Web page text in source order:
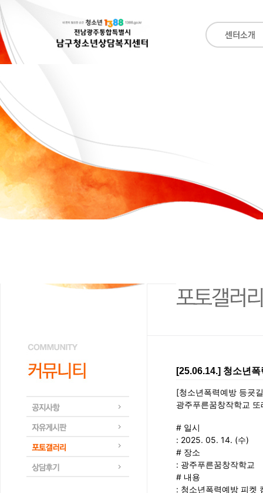
[25.06.14.] 청소년
[청소년폭력예방 등굣
광주푸른꿈창작학교
# 일시
: 2025. 05. 14. (수)
# 장소
: 광주푸른꿈창작학교
# 내용
: 청소년폭력예방 피켓